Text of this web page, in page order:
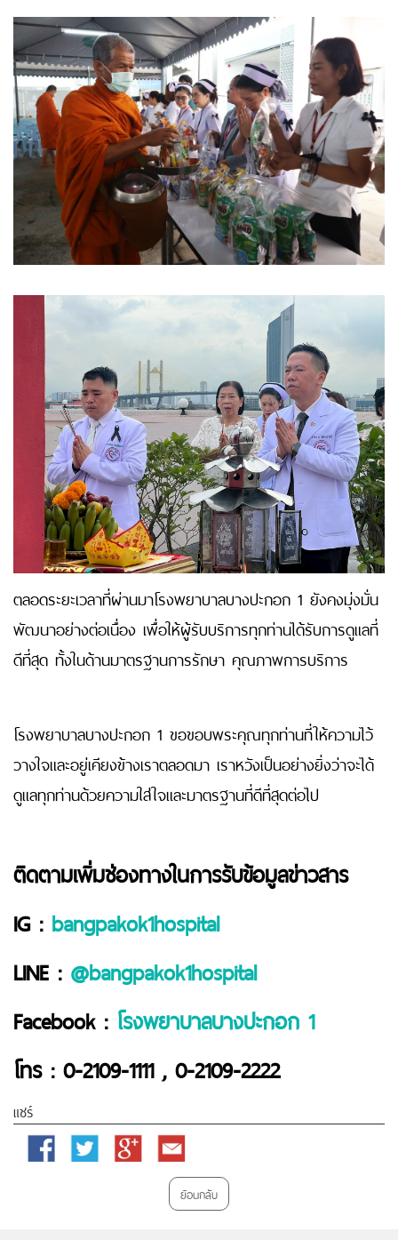
ตลอดระยะเวลาที่ผ่านมาโรงพยาบาลบางปะกอก 1 ยังคงมุ่งมั่น
พัฒนาอย่างต่อเนื่อง เพื่อให้ผู้รับบริการทุกท่านได้รับการดูแลที่
ดีที่สุด ทั้งในด้านมาตรฐานการรักษา คุณภาพการบริการ
โรงพยาบาลบางปะกอก 1 ขอขอบพระคุณทุกท่านที่ให้ความไว้
วางใจและอยู่เคียงข้างเราตลอดมา เราหวังเป็นอย่างยิ่งว่าจะได้
ดูแลทุกท่านด้วยความใส่ใจและมาตรฐานที่ดีที่สุดต่อไป
ติดตามเพิ่มช่องทางในการรับข้อมูลข่าวสาร
IG : bangpakok1hospital
LINE : @bangpakok1hospital
Facebook : โรงพยาบาลบางปะกอก 1
โทร : 0-2109-1111 , 0-2109-2222
แชร์
Facebook Twitter
Google
Email
ย้อนกลับ